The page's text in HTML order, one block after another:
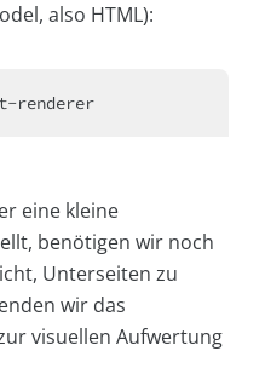
also HTML):
eine kleine
benötigen wir noch
Unterseiten zu
wir das
visuellen Aufwertung